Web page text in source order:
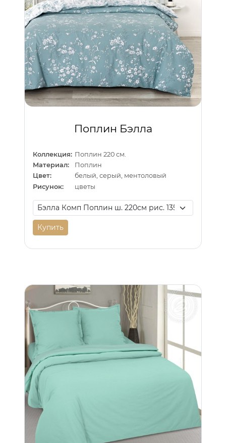
Поплин Бэлла
Коллекция: Поплин 220 см.
Материал:
Поплин
Цвет:
белый, серый, ментоловый
Рисунок:
цветы
Купить